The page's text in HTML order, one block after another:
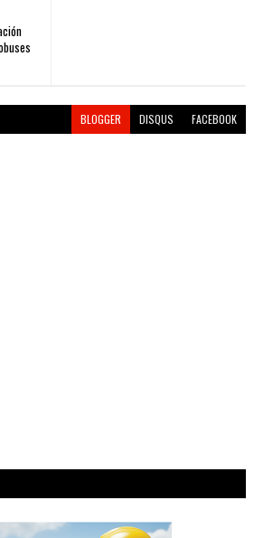
BLOGGER DISQUS FACEBOOK